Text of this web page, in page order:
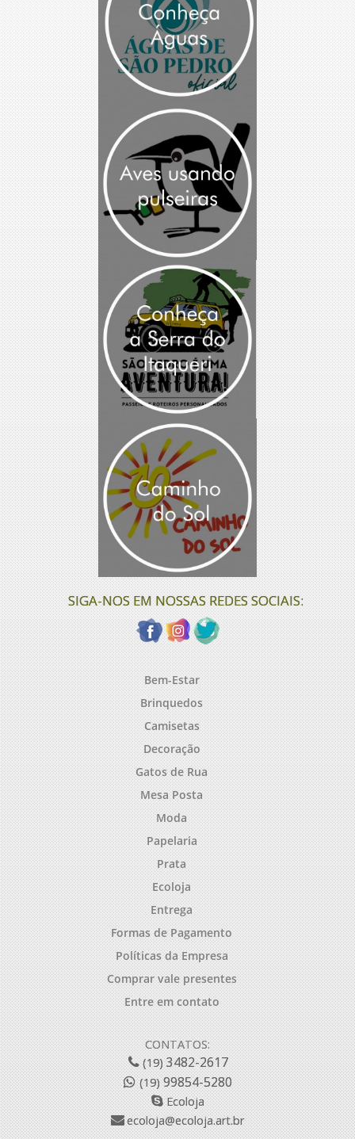
SIGA-NOS EM NOSSAS REDES SOCIAIS:
Bem-Estar
Brinquedos
Camisetas
Decoração
Gatos de Rua
Mesa Posta
Moda
Papelaria
Prata
Ecoloja
Entrega
Formas de Pagamento
Políticas da Empresa
Comprar vale presentes
Entre em contato
CONTATOS:
(19)3482-2617
(19)99854-5280
Ecoloja
ecoloja@ecoloja.art.br